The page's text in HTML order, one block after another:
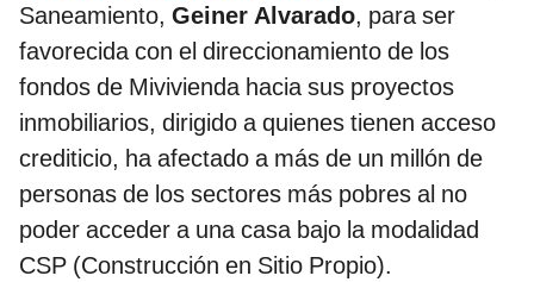
Saneamiento, Geiner Alvarado, para ser
favorecida con el direccionamiento de los
fondos de Mivivienda hacia sus proyectos
inmobiliarios, dirigido a quienes tienen acceso
crediticio, ha afectado a más de un millón de
personas de los sectores más pobres al no
poder acceder a una casa bajo la modalidad
CSP (Construcción en Sitio Propio).